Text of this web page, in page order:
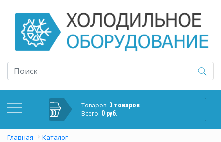
Товаров: 0 товаров
Всего: 0 руб.
Главная
Каталог